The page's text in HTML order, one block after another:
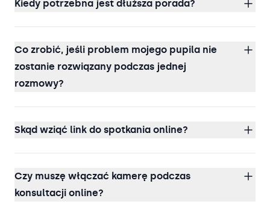
Kiedy potrzebna jest dłuższa porada?
Co zrobić, jeśli problem mojego pupila nie
zostanie rozwiązany podczas jednej
rozmowy?
Skąd wziąć link do spotkania online?
Czy muszę włączać kamerę podczas
konsultacji online?